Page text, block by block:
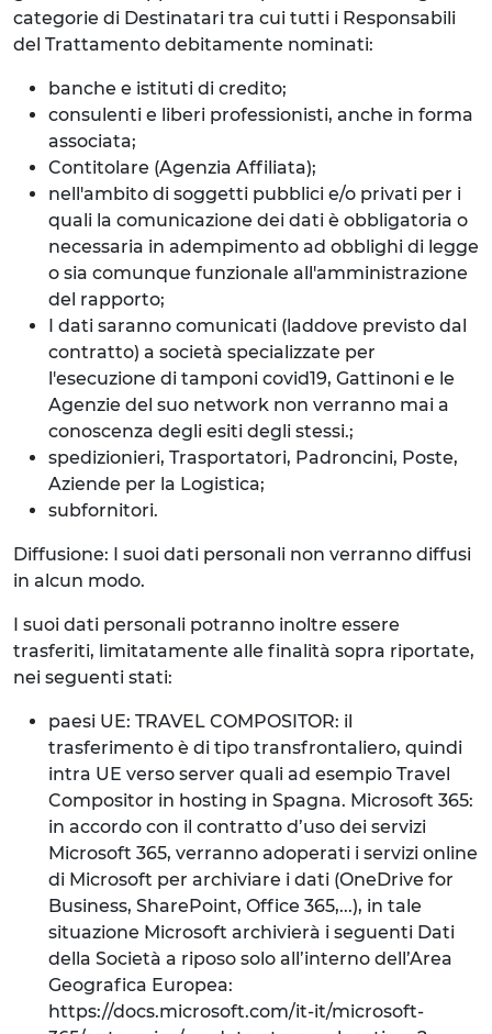
categorie di Destinatari tra cui tutti i Responsabili
del Trattamento debitamente nominati:
banche e istituti di credito;
consulenti e liberi professionisti, anche in forma
associata;
Contitolare (Agenzia Affiliata);
nell'ambito di soggetti pubblici e/o privati per i
quali la comunicazione dei dati è obbligatoria o
necessaria in adempimento ad obblighi di legge
o sia comunque funzionale all'amministrazione
del rapporto;
I dati saranno comunicati (laddove previsto dal
contratto) a società specializzate per
l'esecuzione di tamponi covid19, Gattinoni e le
Agenzie del suo network non verranno mai a
conoscenza degli esiti degli stessi.;
spedizionieri, Trasportatori, Padroncini, Poste,
Aziende per la Logistica;
subfornitori.
Diffusione: I suoi dati personali non verranno diffusi
in alcun modo.
I suoi dati personali potranno inoltre essere
trasferiti, limitatamente alle finalità sopra riportate,
nei seguenti stati:
paesi UE: TRAVEL COMPOSITOR: il
trasferimento è di tipo transfrontaliero, quindi
intra UE verso server quali ad esempio Travel
Compositor in hosting in Spagna. Microsoft 365:
in accordo con il contratto d’uso dei servizi
Microsoft 365, verranno adoperati i servizi online
di Microsoft per archiviare i dati (OneDrive for
Business, SharePoint, Office 365,...), in tale
situazione Microsoft archivierà i seguenti Dati
della Società a riposo solo all’interno dell’Area
Geografica Europea:
https://docs.microsoft.com/it-it/microsoft-